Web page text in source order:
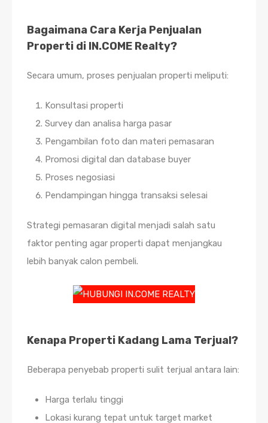
Bagaimana Cara Kerja Penjualan
Properti di IN.COME Realty?
Secara umum, proses penjualan properti meliputi:
Konsultasi properti
Survey dan analisa harga pasar
Pengambilan foto dan materi pemasaran
Promosi digital dan database buyer
Proses negosiasi
Pendampingan hingga transaksi selesai
Strategi pemasaran digital menjadi salah satu
faktor penting agar properti dapat menjangkau
lebih banyak calon pembeli.
Kenapa Properti Kadang Lama Terjual?
Beberapa penyebab properti sulit terjual antara lain:
Harga terlalu tinggi
Lokasi kurang tepat untuk target market